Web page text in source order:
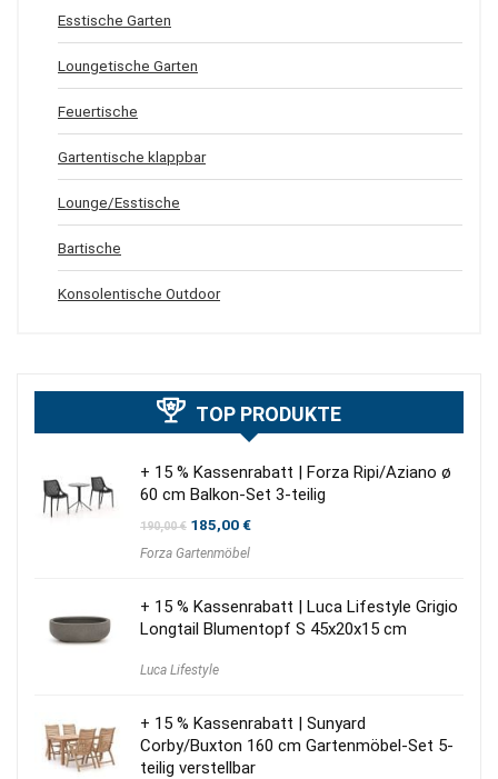
Esstische Garten
Loungetische Garten
Feuertische
Gartentische klappbar
Lounge/Esstische
Bartische
Konsolentische Outdoor
TOP PRODUKTE
+ 15 % Kassenrabatt | Forza Ripi/Aziano ø
60 cm Balkon-Set 3-teilig
190,00€ Ursprünglicher
war:
185,00€Aktueller
Forza Gartenmöbel
+ 15 % Kassenrabatt | Luca Lifestyle Grigio
Longtail Blumentopf S 45x20x15 cm
Luca Lifestyle
+ 15 % Kassenrabatt | Sunyard
Corby/Buxton 160 cm Gartenmöbel-Set 5-
teilig verstellbar